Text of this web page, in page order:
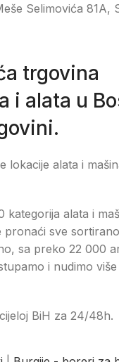
Selimovića 81A,
trgovina
i alata u
lokacije alata i
kategorija alata i
pronaći sve
sa preko 22 000
i nudimo
BiH za 24/48h.